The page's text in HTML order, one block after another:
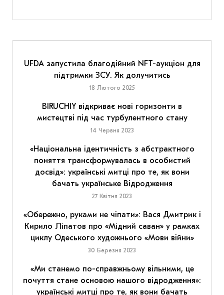
UFDA запустила благодійний NFT-аукціон для
підтримки ЗСУ. Як долучитись
18 Лютого 2025
BIRUCHIY відкриває нові горизонти в
мистецтві під час турбулентного стану
14 Червня 2023
«Національна ідентичність з абстрактного
поняття трансформувалась в особистий
досвід»: українські митці про те, як вони
бачать українське Відродження
27 Квітня 2023
«Обережно, руками не чіпати»: Вася Дмитрик і
Кирило Ліпатов про «Мідний саван» у рамках
циклу Одеського художнього «Мови війни»
30 Березня 2023
«Ми станемо по-справжньому вільними, це
почуття стане основою нашого відродження»:
українські митці про те, як вони бачать